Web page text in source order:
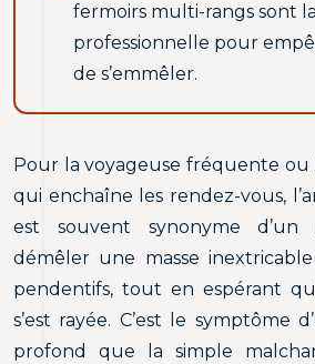
fermoirs multi-rangs sont
professionnelle pour
de s’emmêler.
Pour la voyageuse fréquente ou
qui enchaîne les rendez-vous,
est souvent synonyme
démêler une masse
pendentifs, tout en espérant
s’est rayée. C’est le symptôme
profond que la simple